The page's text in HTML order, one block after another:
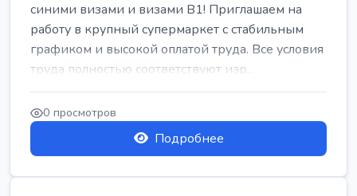
синими визами и визами B1! Приглашаем на
работу в крупный супермаркет с стабильным
графиком и высокой оплатой труда. Все условия
труда полностью соответствуют изр...
0 просмотров
Подробнее